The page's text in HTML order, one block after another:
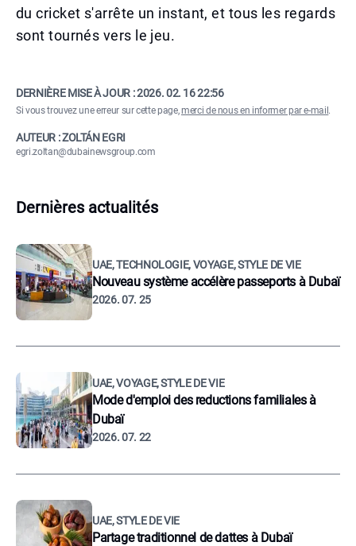
du cricket s'arrête un instant, et tous les regards
sont tournés vers le jeu.
DERNIÈRE MISE À JOUR :2026. 02. 16 22:56
Si vous trouvez une erreur sur cette page,merci de nous en informer par e-mail .
AUTEUR : ZOLTÁN EGRI
egri.zoltan@dubainewsgroup.com
Dernières actualités
UAE, TECHNOLOGIE, VOYAGE, STYLE DE VIE
Nouveau système accélère passeports à Dubaï
2026. 07. 25
UAE, VOYAGE, STYLE DE VIE
Mode d'emploi des reductions familiales à
Dubaï
2026. 07. 22
UAE, STYLE DE VIE
Partage traditionnel de dattes à Dubaï